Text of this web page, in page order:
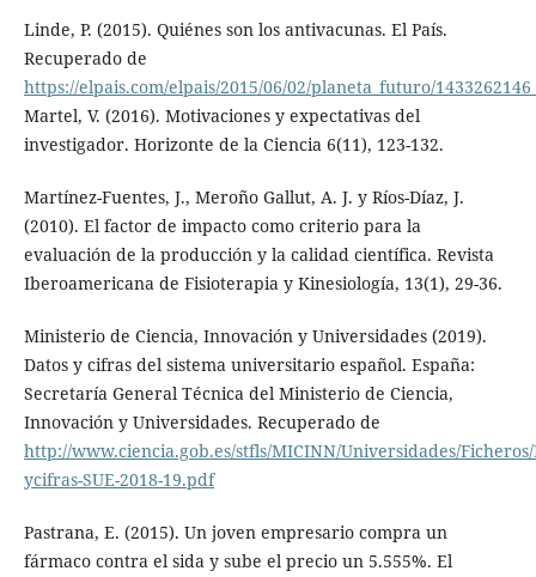
Linde, P. (2015). Quiénes son los antivacunas. El País.
Recuperado de
https://elpais.com/elpais/2015/06/02/planeta_futuro/
Martel, V. (2016). Motivaciones y expectativas del
investigador. Horizonte de la Ciencia 6(11), 123-132.
Martínez-Fuentes, J., Meroño Gallut, A. J. y Ríos-Díaz, J.
(2010). El factor de impacto como criterio para la
evaluación de la producción y la calidad científica. Revista
Iberoamericana de Fisioterapia y Kinesiología, 13(1), 29-36.
Ministerio de Ciencia, Innovación y Universidades (2019).
Datos y cifras del sistema universitario español. España:
Secretaría General Técnica del Ministerio de Ciencia,
Innovación y Universidades. Recuperado de
http://www.ciencia.gob.es/stfls/MICINN/Universidades/Ficheros/
ycifras-SUE-2018-19.pdf
Pastrana, E. (2015). Un joven empresario compra un
fármaco contra el sida y sube el precio un 5.555%. El